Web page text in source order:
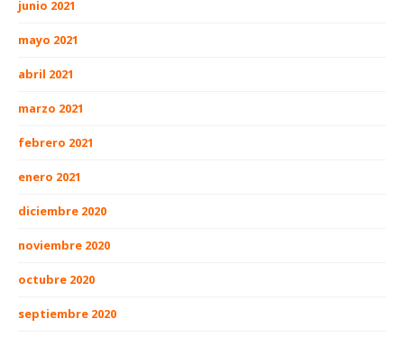
junio 2021
mayo 2021
abril 2021
marzo 2021
febrero 2021
enero 2021
diciembre 2020
noviembre 2020
octubre 2020
septiembre 2020